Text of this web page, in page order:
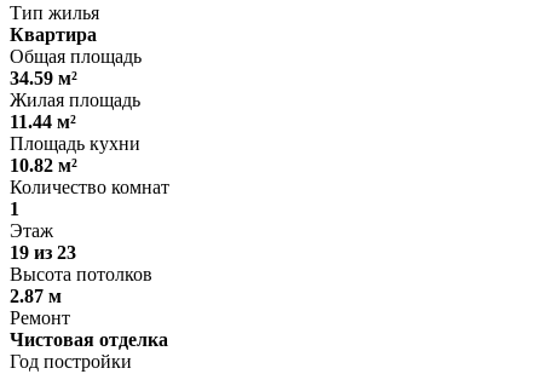
Тип жилья
Квартира
Общая площадь
34.59 м²
Жилая площадь
11.44 м²
Площадь кухни
10.82 м²
Количество комнат
1
Этаж
19 из 23
Высота потолков
2.87 м
Ремонт
Чистовая отделка
Год постройки